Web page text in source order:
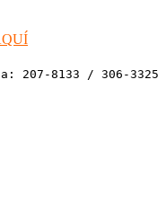
207-8133 / 306-3325